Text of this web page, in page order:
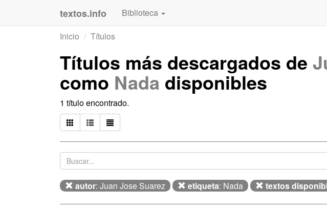
textos.info Biblioteca
Inicio
Títulos
Títulos más descargados de
como Nada disponibles
1 título encontrado.
autor: Juan Jose Suarez etiqueta: Nada textos